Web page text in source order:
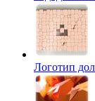
Логотип